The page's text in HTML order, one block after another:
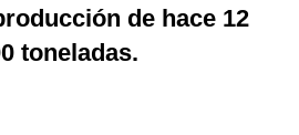
de hace 12
toneladas.